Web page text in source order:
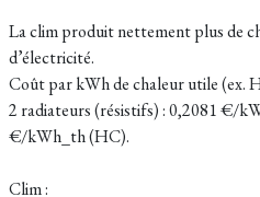
La clim produit nettement plus de
d’électricité.
Coût par kWh de chaleur utile (ex.
2 radiateurs (résistifs) : 0,2081 €/
€/kWh_th (HC).
Clim :